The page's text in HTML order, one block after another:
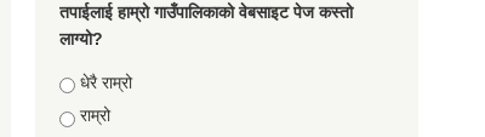
तपाईलाई हाम्रो गाउँपालिकाको वेबसाइट पेज कस्तो
लाग्यो?
Choices
धेरै राम्रो
राम्रो